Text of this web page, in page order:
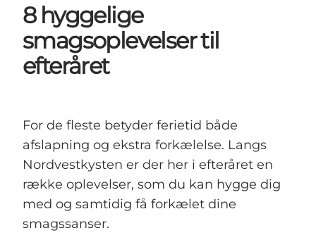
Events
Overnatning
Planlæg din ferie
8 hyggelige
smagsoplevelser til
efteråret
For de fleste betyder ferietid både
afslapning og ekstra forkælelse. Langs
Nordvestkysten er der her i efteråret en
række oplevelser, som du kan hygge dig
med og samtidig få forkælet dine
smagssanser.